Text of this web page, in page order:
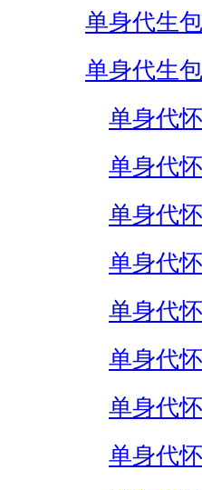
单身代生
单身代生
单身代
单身代
单身代
单身代
单身代
单身代
单身代
单身代